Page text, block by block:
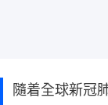
隨着全球新冠